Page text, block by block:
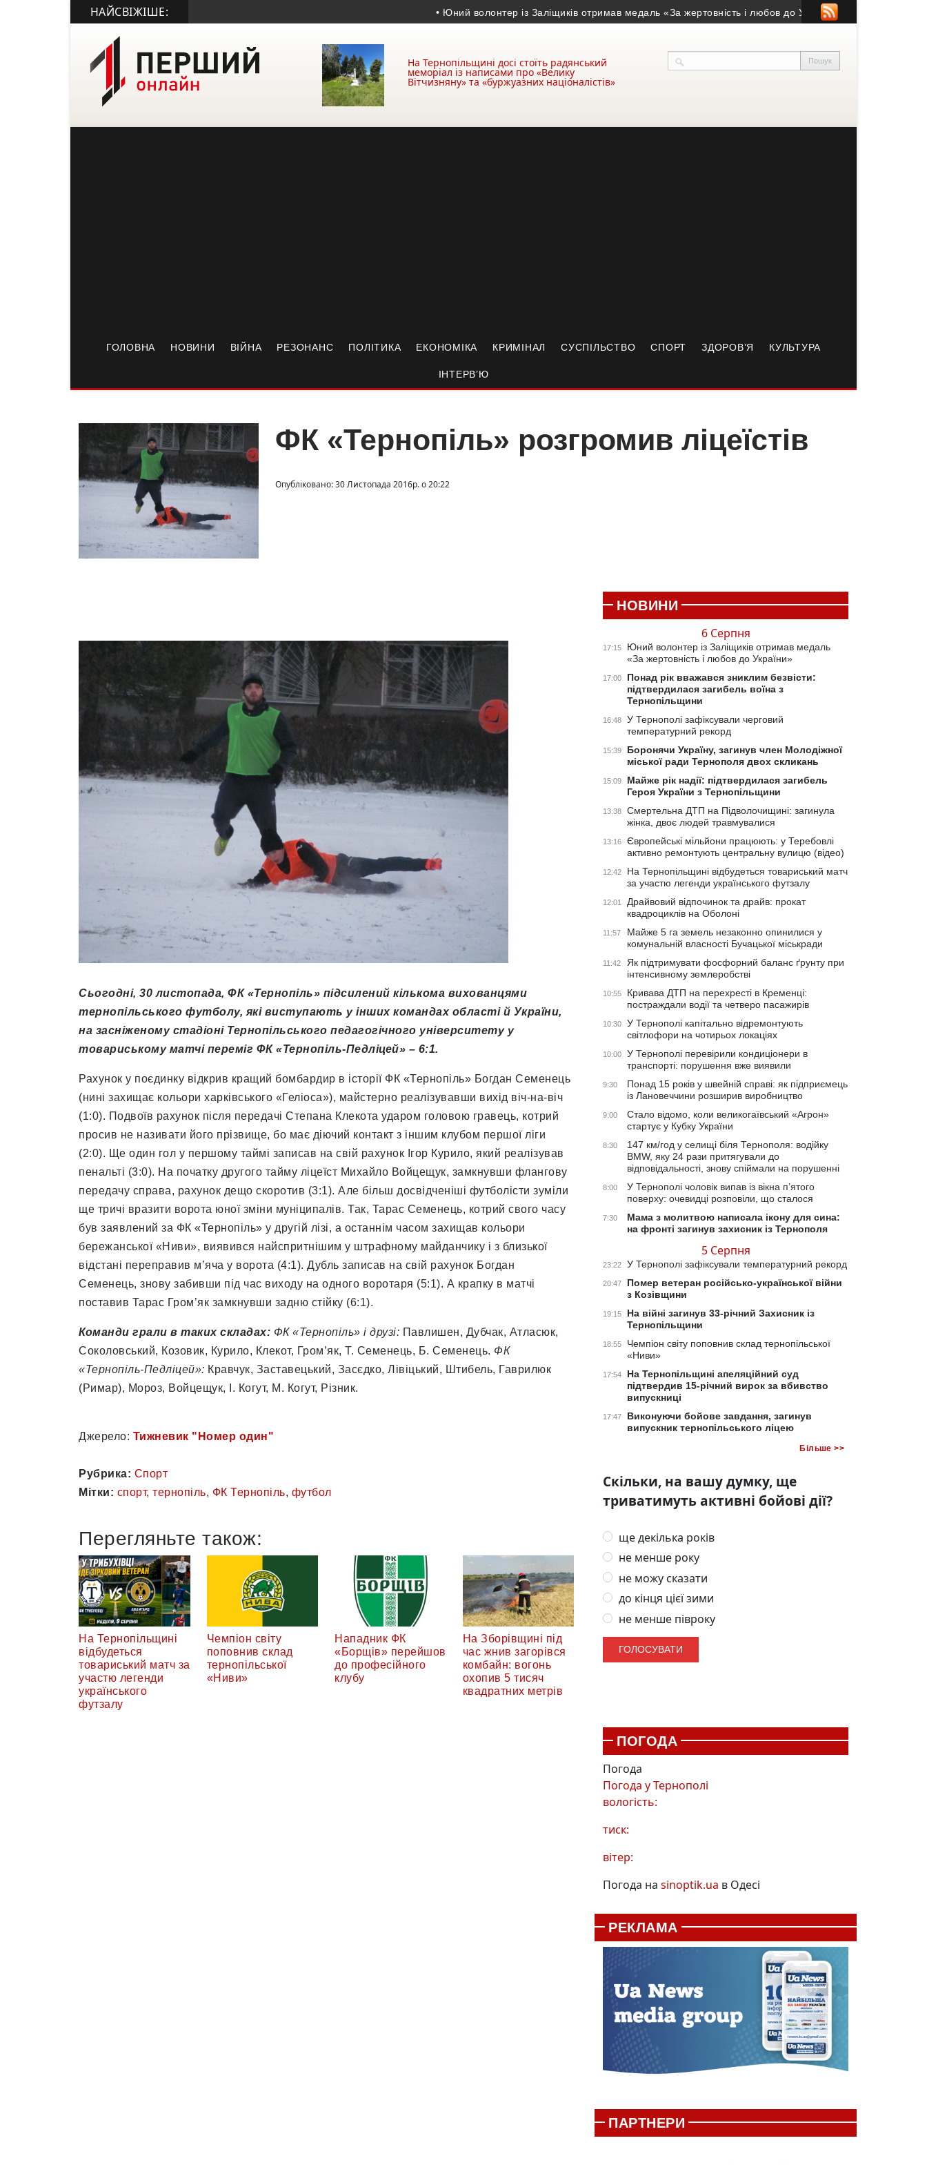
НАЙСВІЖІШЕ: • Юний волонтер із Заліщиків отримав медаль «За жертовність і любов до України» • Понад рік вважався
На Тернопільщині досі стоїть радянський
меморіал із написами про «Велику
Вітчизняну» та «буржуазних націоналістів»
ГОЛОВНА НОВИНИ ВІЙНА РЕЗОНАНС ПОЛІТИКА ЕКОНОМІКА КРИМІНАЛ СУСПІЛЬСТВО СПОРТ ЗДОРОВ’Я КУЛЬТУРА
ІНТЕРВ’Ю
ФК «Тернопіль» розгромив ліцеїстів
Опубліковано: 30 Листопада 2016р. о 20:22
Сьогодні, 30 листопада, ФК «Тернопіль» підсилений кількома вихованцями
тернопільського футболу, які виступають у інших командах області й України,
на засніженому стадіоні Тернопільського педагогічного університету у
товариському матчі переміг ФК «Тернопіль-Педліцей» – 6:1.
Рахунок у поєдинку відкрив кращий бомбардир в історії ФК «Тернопіль» Богдан Семенець
(нині захищає кольори харківського «Геліоса»), майстерно реалізувавши вихід віч-на-віч
(1:0). Подвоїв рахунок після передачі Степана Клекота ударом головою гравець, котрий
просив не називати його прізвище, бо має діючий контакт з іншим клубом першої ліги
(2:0). Ще один гол у першому таймі записав на свій рахунок Ігор Курило, який реалізував
пенальті (3:0). На початку другого тайму ліцеїст Михайло Войцещук, замкнувши флангову
передачу справа, рахунок дещо скоротив (3:1). Але більш досвідченіші футболісти зуміли
ще тричі вразити ворота юної зміни муніципалів. Так, Тарас Семенець, котрий свого часу
був заявлений за ФК «Тернопіль» у другій лізі, а останнім часом захищав кольори
бережанської «Ниви», виявився найспритнішим у штрафному майданчику і з близької
відстані переправив м’яча у ворота (4:1). Дубль записав на свій рахунок Богдан
Семенець, знову забивши під час виходу на одного воротаря (5:1). А крапку в матчі
поставив Тарас Гром’як замкнувши задню стійку (6:1).
Команди грали в таких складах: ФК «Тернопіль» і друзі: Павлишен, Дубчак, Атласюк,
Соколовський, Козовик, Курило, Клекот, Гром’як, Т. Семенець, Б. Семенець. ФК
«Тернопіль-Педліцей»: Кравчук, Заставецький, Засєдко, Лівіцький, Штибель, Гаврилюк
(Римар), Мороз, Войцещук, І. Когут, М. Когут, Різник.
Джерело: Тижневик "Номер один"
Рубрика: Спорт
Мітки: спорт, тернопіль, ФК Тернопіль, футбол
Перегляньте також:
На Тернопільщині
відбудеться
товариський матч за
участю легенди
українського
футзалу
Чемпіон світу
поповнив склад
тернопільської
«Ниви»
Нападник ФК
«Борщів» перейшов
до професійного
клубу
На Зборівщині під
час жнив загорівся
комбайн: вогонь
охопив 5 тисяч
квадратних метрів
НОВИНИ
6 Серпня
17:15
Юний волонтер із Заліщиків отримав медаль
«За жертовність і любов до України»
17:00
Понад рік вважався зниклим безвісти:
підтвердилася загибель воїна з
Тернопільщини
16:48
У Тернополі зафіксували черговий
температурний рекорд
15:39
Боронячи Україну, загинув член Молодіжної
міської ради Тернополя двох скликань
15:09
Майже рік надії: підтвердилася загибель
Героя України з Тернопільщини
13:38
Смертельна ДТП на Підволочищині: загинула
жінка, двоє людей травмувалися
13:16
Європейські мільйони працюють: у Теребовлі
активно ремонтують центральну вулицю (відео)
12:42
На Тернопільщині відбудеться товариський матч
за участю легенди українського футзалу
12:01
Драйвовий відпочинок та драйв: прокат
квадроциклів на Оболоні
11:57
Майже 5 га земель незаконно опинилися у
комунальній власності Бучацької міськради
11:42
Як підтримувати фосфорний баланс ґрунту при
інтенсивному землеробстві
10:55
Кривава ДТП на перехресті в Кременці:
постраждали водії та четверо пасажирів
10:30
У Тернополі капітально відремонтують
світлофори на чотирьох локаціях
10:00
У Тернополі перевірили кондиціонери в
транспорті: порушення вже виявили
9:30
Понад 15 років у швейній справі: як підприємець
із Лановеччини розширив виробництво
9:00
Стало відомо, коли великогаївський «Агрон»
стартує у Кубку України
8:30
147 км/год у селищі біля Тернополя: водійку
BMW, яку 24 рази притягували до
відповідальності, знову спіймали на порушенні
8:00
У Тернополі чоловік випав із вікна п’ятого
поверху: очевидці розповіли, що сталося
7:30
Мама з молитвою написала ікону для сина:
на фронті загинув захисник із Тернополя
5 Серпня
23:22 У Тернополі зафіксували температурний рекорд
20:47
Помер ветеран російсько-української війни
з Козівщини
19:15
На війні загинув 33-річний Захисник із
Тернопільщини
18:55
Чемпіон світу поповнив склад тернопільської
«Ниви»
17:54
На Тернопільщині апеляційний суд
підтвердив 15-річний вирок за вбивство
випускниці
17:47
Виконуючи бойове завдання, загинув
випускник тернопільського ліцею
Більше >>
Скільки, на вашу думку, ще
триватимуть активні бойові дії?
ще декілька років
не менше року
не можу сказати
до кінця цієї зими
не менше півроку
ПОГОДА
Погода
Погода уТернополі
вологість:
тиск:
вітер:
Погода на sinoptik.ua в Одесі
РЕКЛАМА
ПАРТНЕРИ